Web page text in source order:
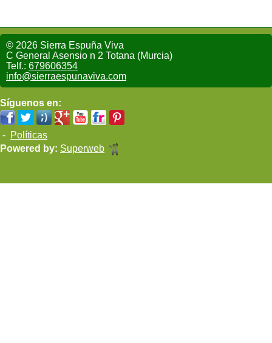
© 2026 Sierra Espuña Viva
C General Asensio n 2 Totana (Murcia)
Telf.: 679606354
info@sierraespunaviva.com
Síguenos en:
- Políticas
Powered by: Superweb